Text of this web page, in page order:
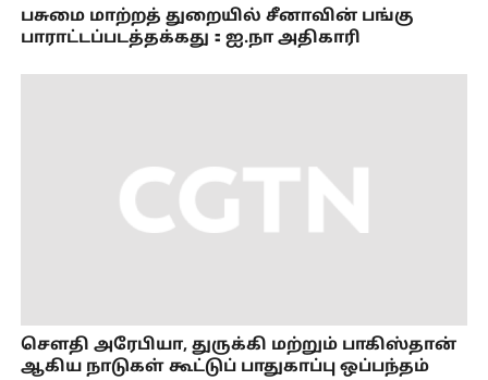
பசுமை மாற்றத் துறையில் சீனாவின் பங்கு
பாராட்டப்படத்தக்கது：ஐ.நா அதிகாரி
செளதி அரேபியா, துருக்கி மற்றும் பாகிஸ்தான்
ஆகிய நாடுகள் கூட்டுப் பாதுகாப்பு ஒப்பந்தம்